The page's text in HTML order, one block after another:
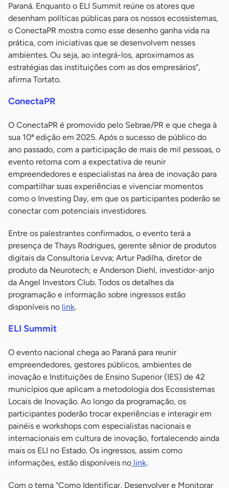
Paraná. Enquanto o ELI Summit reúne os atores que
desenham políticas públicas para os nossos ecossistemas,
o ConectaPR mostra como esse desenho ganha vida na
prática, com iniciativas que se desenvolvem nesses
ambientes. Ou seja, ao integrá-los, aproximamos as
estratégias das instituições com as dos empresários”,
afirma Tortato.
ConectaPR
O ConectaPR é promovido pelo Sebrae/PR e que chega à
sua 10ª edição em 2025. Após o sucesso de público do
ano passado, com a participação de mais de mil pessoas, o
evento retorna com a expectativa de reunir
empreendedores e especialistas na área de inovação para
compartilhar suas experiências e vivenciar momentos
como o Investing Day, em que os participantes poderão se
conectar com potenciais investidores.
Entre os palestrantes confirmados, o evento terá a
presença de Thays Rodrigues, gerente sênior de produtos
digitais da Consultoria Levva; Artur Padilha, diretor de
produto da Neurotech; e Anderson Diehl, investidor-anjo
da Angel Investors Club. Todos os detalhes da
programação e informação sobre ingressos estão
disponíveis no link.
ELI Summit
O evento nacional chega ao Paraná para reunir
empreendedores, gestores públicos, ambientes de
inovação e Instituições de Ensino Superior (IES) de 42
municípios que aplicam a metodologia dos Ecossistemas
Locais de Inovação. Ao longo da programação, os
participantes poderão trocar experiências e interagir em
painéis e workshops com especialistas nacionais e
internacionais em cultura de inovação, fortalecendo ainda
mais os ELI no Estado. Os ingressos, assim como
informações, estão disponíveis no link.
Com o tema “Como Identificar, Desenvolver e Monitorar